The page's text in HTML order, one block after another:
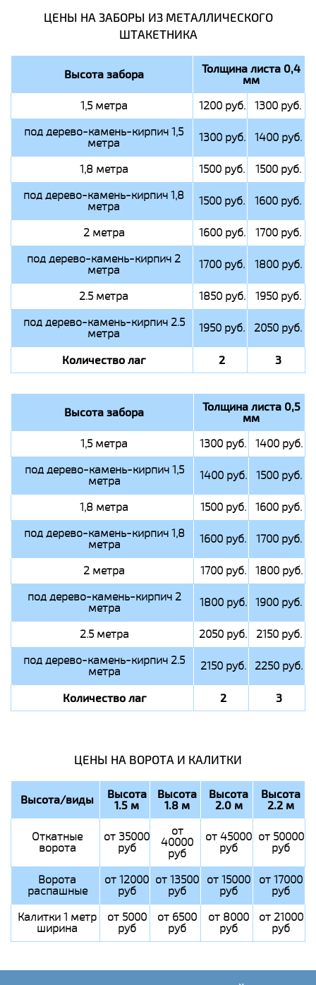
ЦЕНЫ НА ЗАБОРЫ ИЗ МЕТАЛЛИЧЕСКОГО
ШТАКЕТНИКА
Высота забора Толщина листа 0,4
мм
1,5 метра 1200 руб.
1300 руб.
под дерево-камень-кирпич 1,5
метра 1300 руб. 1400 руб.
1,8 метра 1500 руб.
1500 руб.
под дерево-камень-кирпич 1,8
метра 1500 руб. 1600 руб.
2 метра 1600 руб.
1700 руб.
под дерево-камень-кирпич 2
метра 1700 руб. 1800 руб.
2.5 метра 1850 руб.
1950 руб.
под дерево-камень-кирпич 2.5
метра 1950 руб. 2050 руб.
Количество лаг 2 3
Высота забора Толщина листа 0,5
мм
1,5 метра 1300 руб.
1400 руб.
под дерево-камень-кирпич 1,5
метра 1400 руб. 1500 руб.
1,8 метра 1500 руб.
1600 руб.
под дерево-камень-кирпич 1,8
метра 1600 руб. 1700 руб.
2 метра 1700 руб.
1800 руб.
под дерево-камень-кирпич 2
метра 1800 руб. 1900 руб.
2.5 метра 2050 руб.
2150 руб.
под дерево-камень-кирпич 2.5
метра 2150 руб. 2250 руб.
Количество лаг 2 3
ЦЕНЫ НА ВОРОТА И КАЛИТКИ
Высота/виды Высота
1.5 м
Высота
1.8 м
Высота
2.0 м
Высота
2.2 м
Откатные
ворота
от 35000
руб
от
40000
руб
от 45000
руб
от 50000
руб
Ворота
распашные
от 12000
руб
от 13500
руб
от 15000
руб
от 17000
руб
Калитки 1 метр
ширина
от 5000
руб
от 6500
руб
от 8000
руб
от 21000
руб